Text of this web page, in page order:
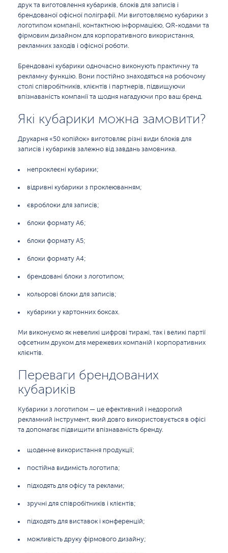
друк та виготовлення кубариків, блоків для записів і
брендованої офісної поліграфії. Ми виготовляємо кубарики з
логотипом компанії, контактною інформацією, QR-кодами та
фірмовим дизайном для корпоративного використання,
рекламних заходів і офісної роботи.
Брендовані кубарики одночасно виконують практичну та
рекламну функцію. Вони постійно знаходяться на робочому
столі співробітників, клієнтів і партнерів, підвищуючи
впізнаваність компанії та щодня нагадуючи про ваш бренд.
Які кубарики можна замовити?
Друкарня «50 копійок» виготовляє різні види блоків для
записів і кубариків залежно від завдань замовника.
непроклеєні кубарики;
відривні кубарики з проклеюванням;
євроблоки для записів;
блоки формату А6;
блоки формату А5;
блоки формату А4;
брендовані блоки з логотипом;
кольорові блоки для записів;
кубарики у картонних боксах.
Ми виконуємо як невеликі цифрові тиражі, так і великі партії
офсетним друком для мережевих компаній і корпоративних
клієнтів.
Переваги брендованих
кубариків
Кубарики з логотипом — це ефективний і недорогий
рекламний інструмент, який довго використовується в офісі
та допомагає підвищити впізнаваність бренду.
щоденне використання продукції;
постійна видимість логотипа;
підходять для офісу та реклами;
зручні для співробітників і клієнтів;
підходять для виставок і конференцій;
можливість друку фірмового дизайну;